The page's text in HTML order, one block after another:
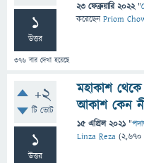
1
উত্তর
376 বার দেখা হয়েছে
23 ফেব্রুয়ারি 2022 "
করেছেনPriom
+2
টি ভোট
1
উত্তর
মহাকাশ
আকাশ কেন
15 এপ্রিল 2021 "
Linza Reza (2,670